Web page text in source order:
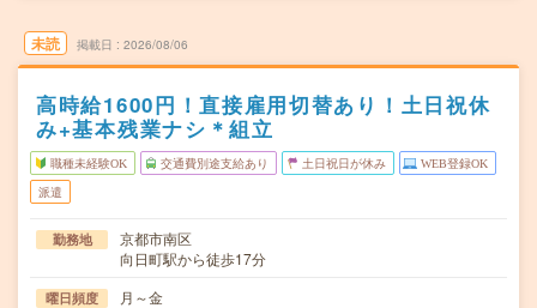
未読 掲載日 2026/08/06
高時給1600円！直接雇用切替あり！土日祝休
み+基本残業ナシ＊組立
職種未経験OK 交通費別途支給あり 土日祝日が休み WEB登録OK
派遣
勤務地
京都市南区
向日町駅から徒歩17分
曜日頻度 月～金